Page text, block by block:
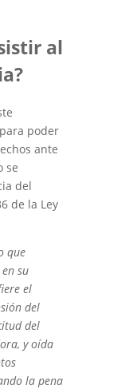
al
poder
ante
se
del
de la Ley
que
su
el
del
del
y oída
la pena